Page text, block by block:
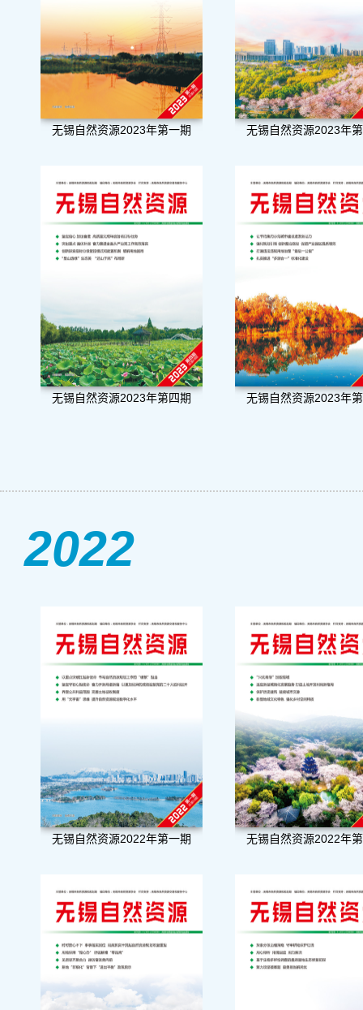
无锡自然资源2023年第一期 无锡自然资源2023年
无锡自然资源2023年第四期 无锡自然资源2023年
2022
无锡自然资源2022年第一期 无锡自然资源2022年